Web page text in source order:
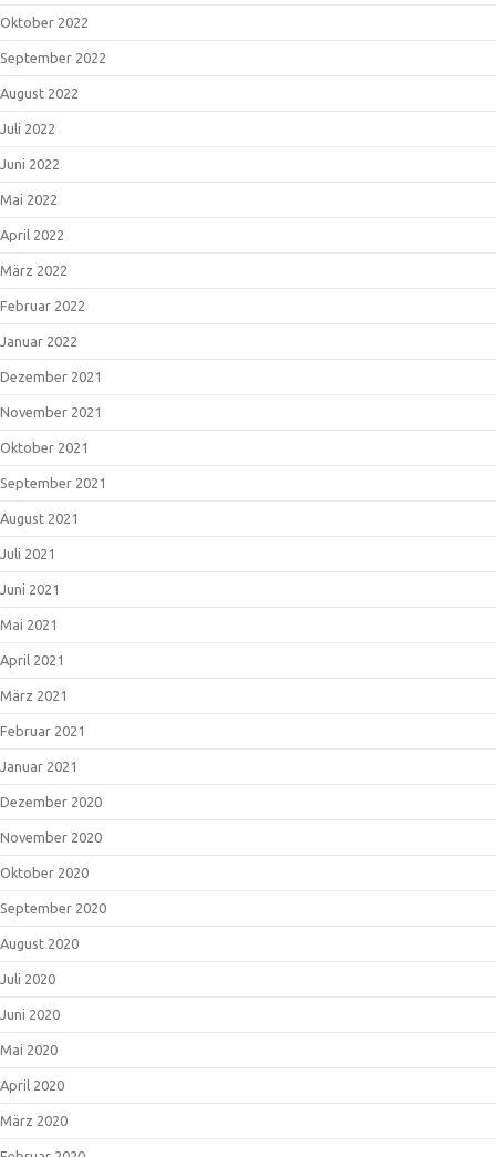
Oktober 2022
September 2022
August 2022
Juli 2022
Juni 2022
Mai 2022
April 2022
März 2022
Februar 2022
Januar 2022
Dezember 2021
November 2021
Oktober 2021
September 2021
August 2021
Juli 2021
Juni 2021
Mai 2021
April 2021
März 2021
Februar 2021
Januar 2021
Dezember 2020
November 2020
Oktober 2020
September 2020
August 2020
Juli 2020
Juni 2020
Mai 2020
April 2020
März 2020